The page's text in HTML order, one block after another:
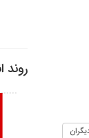
روند